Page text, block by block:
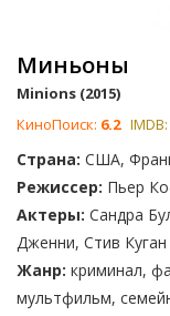
Миньоны
Minions (2015)
КиноПоиск: 6.2 IMDB:
Страна: США,
Режиссер: Пьер
Актеры: Сандра
Дженни, Стив Куган
Жанр: криминал,
мультфильм,